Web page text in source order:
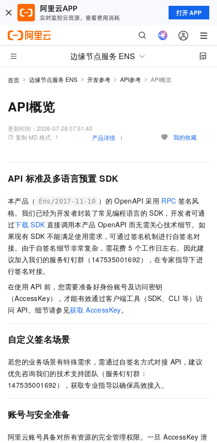
打开 APP
边缘节点服务 ENS
首页 边缘节点服务 ENS 开发参考 API参考 API概览
API概览
更新时间： 2026-07-28 07:51:40
复制 MD 格式
产品详情 我的收藏
API 标准及多语言预置 SDK
本产品（ Ens/2017-11-10 ）的 OpenAPI 采用 RPC 签名风
格。我们已经为开发者封装了常见编程语言的 SDK，开发者可通
过下载 SDK 直接调用本产品 OpenAPI 而无需关心技术细节。如
果现有 SDK 不能满足使用需求，可通过签名机制进行自签名对
接。由于自签名细节非常复杂，需花费 5 个工作日左右。因此建
议加入我们的服务钉钉群（147535001692），在专家指导下进
行签名对接。
在使用 API 前，您需要准备好身份账号及访问密钥
（AccessKey），才能有效通过客户端工具（SDK、CLI 等）访
问 API。细节请参见获取 AccessKey。
自定义签名场景
若您的业务场景有特殊需求，需通过自签名方式对接 API，建议
优先咨询我们的技术支持团队（服务钉钉群：
147535001692），获取专业指导以确保高效接入。
账号与安全准备
阿里云账号具备对所有资源的完全管理权限。一旦 AccessKey 泄